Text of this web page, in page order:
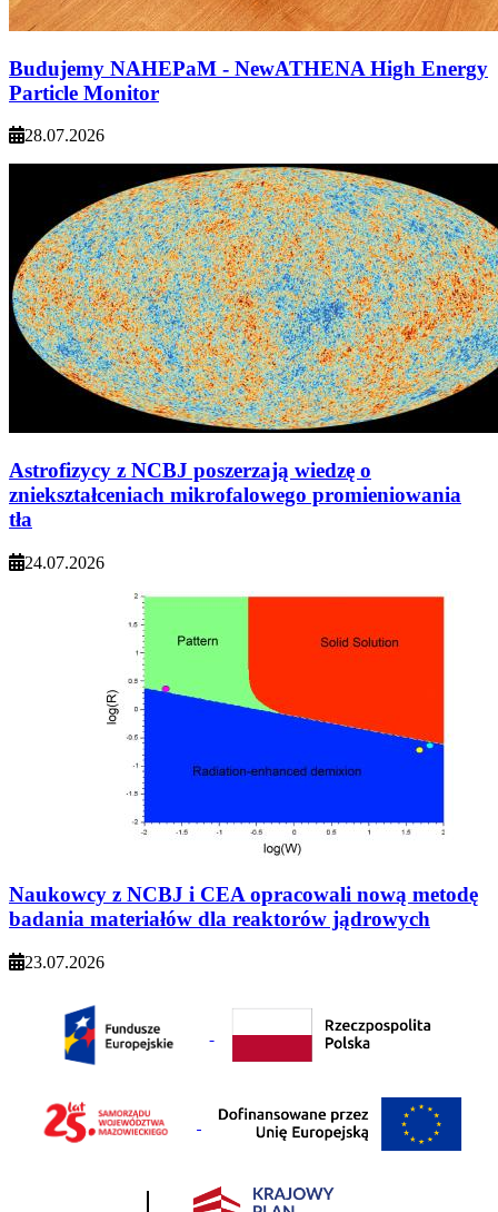
Budujemy NAHEPaM - NewATHENA High Energy
Particle Monitor
28.07.2026
Astrofizycy z NCBJ poszerzają wiedzę o
zniekształceniach mikrofalowego promieniowania
tła
24.07.2026
Naukowcy z NCBJ i CEA opracowali nową metodę
badania materiałów dla reaktorów jądrowych
23.07.2026